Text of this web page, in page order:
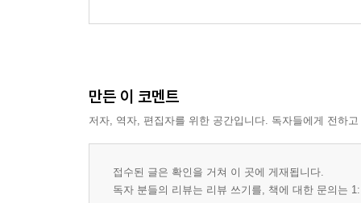
만든 이 코멘트
저자, 역자, 편집자를 위한 공간입니다. 독자들에게 전하
접수된 글은 확인을 거쳐 이 곳에 게재됩니다.
독자 분들의 리뷰는 리뷰 쓰기를, 책에 대한 문의는